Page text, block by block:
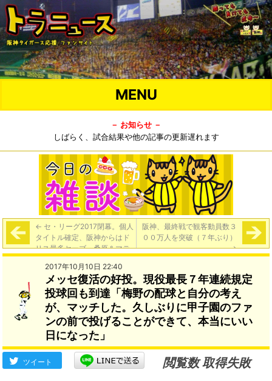
MENU
－ お知らせ －
しばらく、試合結果や他の記事の更新遅れます
← セ・リーグ2017閉幕。個人
タイトル確定、阪神からはド
リス最多セーブ、桑原＆マテ
オＷ受賞となる最優秀中継ぎ
阪神、最終戦で観客動員数３
００万人を突破（７年ぶり）
→
2017年10月10日 22:40
メッセ復活の好投。現役最長７年連続規定
投球回も到達「梅野の配球と自分の考え
が、マッチした。久しぶりに甲子園のファ
ンの前で投げることができて、本当にいい
日になった」
ツイート
閲覧数 取得失敗